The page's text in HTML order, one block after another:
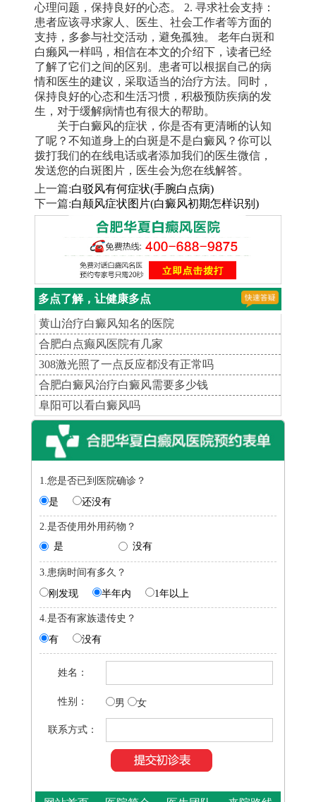
心理问题，保持良好的心态。 2. 寻求社会支持：
患者应该寻求家人、医生、社会工作者等方面的
支持，多参与社交活动，避免孤独。 老年白斑和
白癞风一样吗，相信在本文的介绍下，读者已经
了解了它们之间的区别。患者可以根据自己的病
情和医生的建议，采取适当的治疗方法。同时，
保持良好的心态和生活习惯，积极预防疾病的发
生，对于缓解病情也有很大的帮助。
关于白癜风的症状，你是否有更清晰的认知
了呢？不知道身上的白斑是不是白癜风？你可以
拨打我们的在线电话或者添加我们的医生微信，
发送您的白斑图片，医生会为您在线解答。
上一篇:白驳风有何症状(手腕白点病)
下一篇:白颠风症状图片(白癜风初期怎样识别)
多点了解，让健康多点
黄山治疗白癜风知名的医院
合肥白点癫风医院有几家
308激光照了一点反应都没有正常吗
合肥白癜风治疗白癜风需要多少钱
阜阳可以看白癜风吗
1.您是否已到医院确诊？
是
还没有
2.是否使用外用药物？
是
没有
3.患病时间有多久？
刚发现
半年内 1年以上
4.是否有家族遗传史？
有
没有
姓名：
性别： 男 女
联系方式：